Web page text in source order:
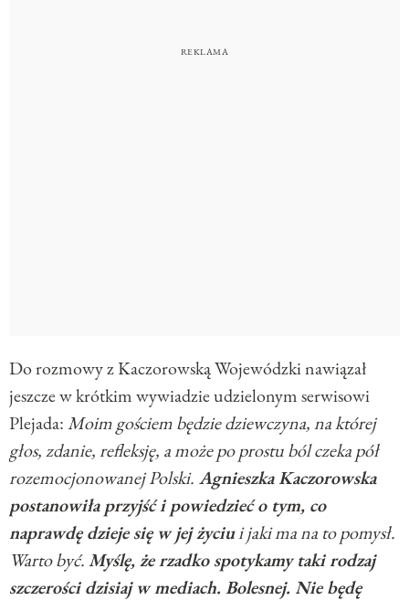
Do rozmowy z Kaczorowską Wojewódzki nawiązał
jeszcze w krótkim wywiadzie udzielonym serwisowi
Plejada:Moim gościem będzie dziewczyna, na której
głos, zdanie, refleksję, a może po prostu ból czeka pół
rozemocjonowanej Polski. Agnieszka Kaczorowska
postanowiła przyjść i powiedzieć o tym, co
naprawdę dzieje się w jej życiui jaki ma na to pomysł.
Warto być.Myślę, że rzadko spotykamy taki rodzaj
szczerości dzisiaj w mediach. Bolesnej. Nie będę